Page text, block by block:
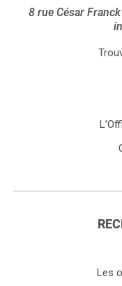
8 rue César
Les